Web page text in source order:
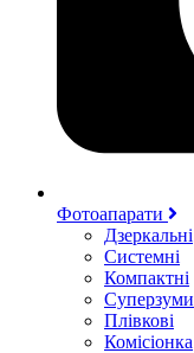
Фотоапарати
Дзеркальні
Системні
Компактні
Суперзуми
Плівкові
Комісіонка